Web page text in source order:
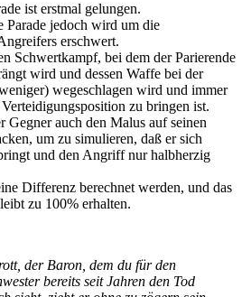
ist erstmal gelungen.
Parade jedoch wird um die
erschwert.
Schwertkampf, bei dem der Parierende
wird und dessen Waffe bei der
wegeschlagen wird und immer
zu bringen ist.
Gegner auch den Malus auf seinen
um zu simulieren, daß er sich
und den Angriff nur halbherzig
Differenz berechnet werden, und das
zu 100% erhalten.
der Baron, dem du für den
bereits seit Jahren den Tod